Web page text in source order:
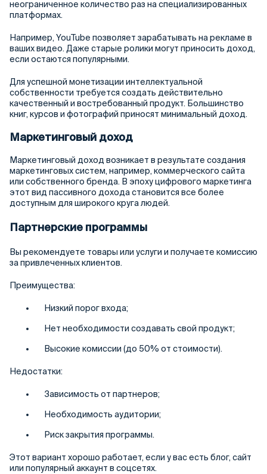
неограниченное количество раз на специализированных
платформах.
Например, YouTube позволяет зарабатывать на рекламе в
ваших видео. Даже старые ролики могут приносить доход,
если остаются популярными.
Для успешной монетизации интеллектуальной
собственности требуется создать действительно
качественный и востребованный продукт. Большинство
книг, курсов и фотографий приносят минимальный доход.
Маркетинговый доход
Маркетинговый доход возникает в результате создания
маркетинговых систем, например, коммерческого сайта
или собственного бренда. В эпоху цифрового маркетинга
этот вид пассивного дохода становится все более
доступным для широкого круга людей.
Партнерские программы
Вы рекомендуете товары или услуги и получаете комиссию
за привлеченных клиентов.
Преимущества:
Низкий порог входа;
Нет необходимости создавать свой продукт;
Высокие комиссии (до 50% от стоимости).
Недостатки:
Зависимость от партнеров;
Необходимость аудитории;
Риск закрытия программы.
Этот вариант хорошо работает, если у вас есть блог, сайт
или популярный аккаунт в соцсетях.